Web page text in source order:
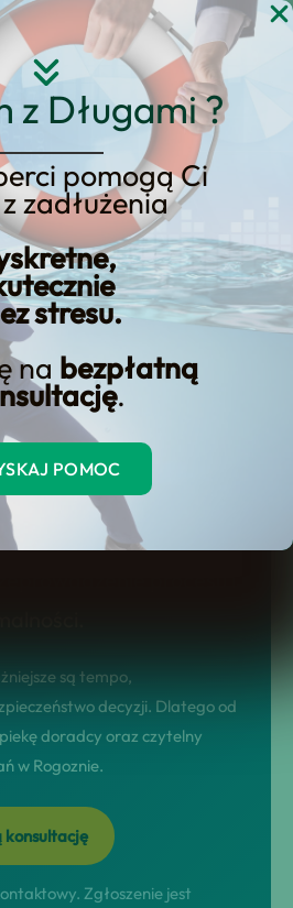
z Długami ?
pomogą Ci
zadłużenia
stresu.
na bezpłatną
.
POMOC
SPRZEDAŻOWA
–
|
– sprawdź ofertę |
to usługa, którą
nastawionym na
sytuacji, dobór
są tempo,
decyzji. Dlatego od
doradcy oraz czytelny
w Rogoznie.
konsultację
Zgłoszenie jest